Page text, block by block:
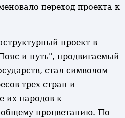
переход проекта к
проект в
и путь", продвигаемый
стал символом
трех стран и
их народов к
общему процветанию. По